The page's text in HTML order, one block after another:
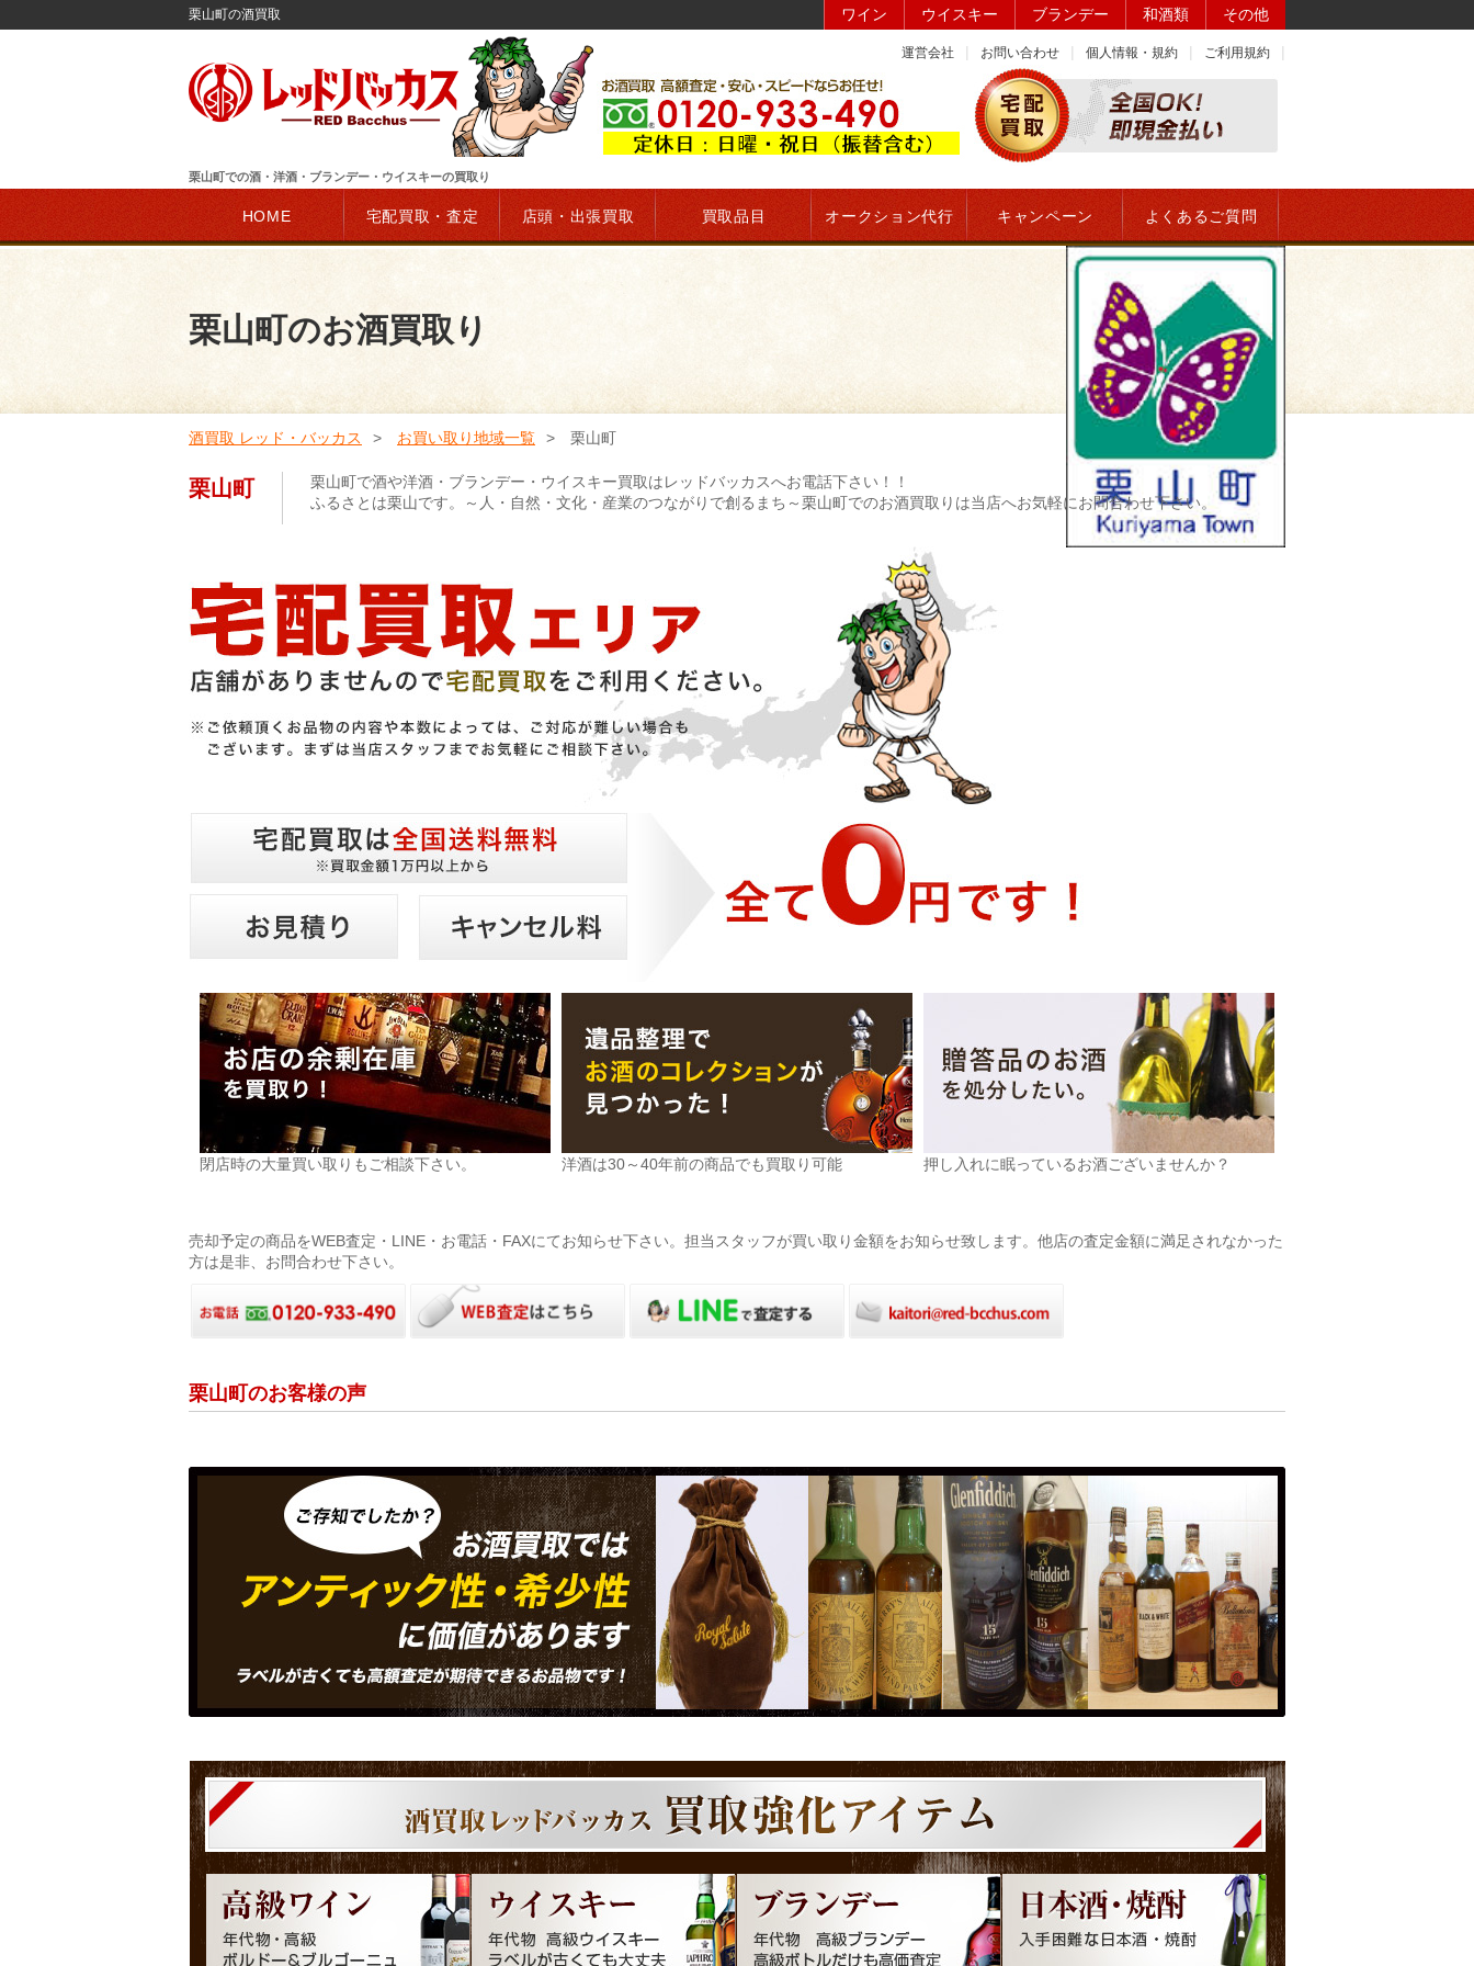
栗山町の酒買取 ワイン ウイスキー ブランデー 和酒類 その他
運営会社 お問い合わせ 個人情報・規約 ご利用規約
栗山町での酒・洋酒・ブランデー・ウイスキーの買取り
HOME 宅配買取・査定 店頭・出張買取 買取品目 オークション代行 キャンペーン よくあるご質問
栗山町のお酒買取り
酒買取 レッド・バッカス お買い取り地域一覧 栗山町
栗山町
栗山町で酒や洋酒・ブランデー・ウイスキー買取はレッドバッカスへお電話下さい！！
ふるさとは栗山です。～人・自然・文化・産業のつながりで創るまち～栗山町でのお酒買取りは当店へお気軽にお問合わせ下さい。
閉店時の大量買い取りもご相談下さい。 洋酒は30～40年前の商品でも買取り可能 押し入れに眠っているお酒ございませんか？
売却予定の商品をWEB査定・LINE・お電話・FAXにてお知らせ下さい。担当スタッフが買い取り金額をお知らせ致します。他店の査定金額に満足されなかった
方は是非、お問合わせ下さい。
栗山町のお客様の声